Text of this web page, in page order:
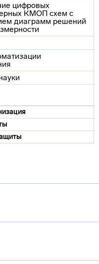
цифровых
КМОП схем с
диаграмм решений